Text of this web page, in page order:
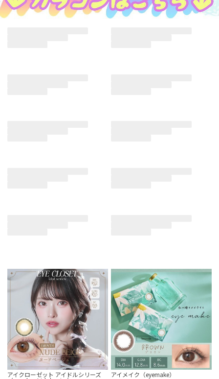
アイクローゼット アイドルシリーズ アイメイク（eyemake）